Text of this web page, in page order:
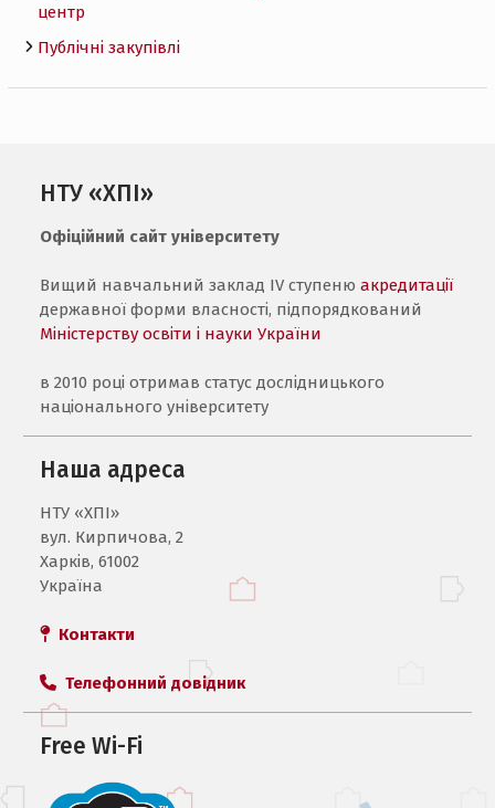
центр
Публічні закупівлі
НТУ «ХПІ»
Офіційний сайт університету
Вищий навчальний заклад IV ступенюакредитації
державної форми власності, підпорядкований
Міністерству освіти і науки України
в 2010 році отримав статус дослідницького
національного університету
Наша адреса
НТУ «ХПI»
вул. Кирпичова, 2
Харків, 61002
Україна
Контакти
Телефонний довідник
Free Wi-Fi